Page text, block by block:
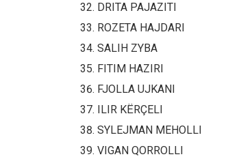
DRITA PAJAZITI
ROZETA HAJDARI
SALIH ZYBA
FITIM HAZIRI
FJOLLA UJKANI
ILIR KËRÇELI
SYLEJMAN MEHOLLI
VIGAN QORROLLI